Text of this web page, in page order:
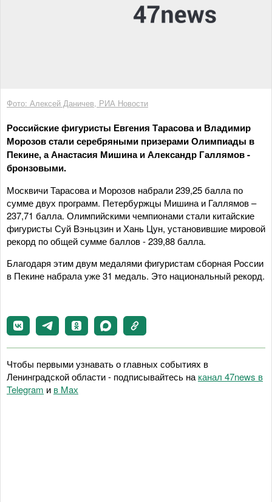
Фото: Алексей Даничев, РИА Новости
Российские фигуристы Евгения Тарасова и Владимир
Морозов стали серебряными призерами Олимпиады в
Пекине, а Анастасия Мишина и Александр Галлямов -
бронзовыми.
Москвичи Тарасова и Морозов набрали 239,25 балла по
сумме двух программ. Петербуржцы Мишина и Галлямов –
237,71 балла. Олимпийскими чемпионами стали китайские
фигуристы Суй Вэньцзин и Хань Цун, установившие мировой
рекорд по общей сумме баллов - 239,88 балла.
Благодаря этим двум медалями фигуристам сборная России
в Пекине набрала уже 31 медаль. Это национальный рекорд.
Чтобы первыми узнавать о главных событиях в
Ленинградской области - подписывайтесь на канал 47news в
Telegram и в Maх